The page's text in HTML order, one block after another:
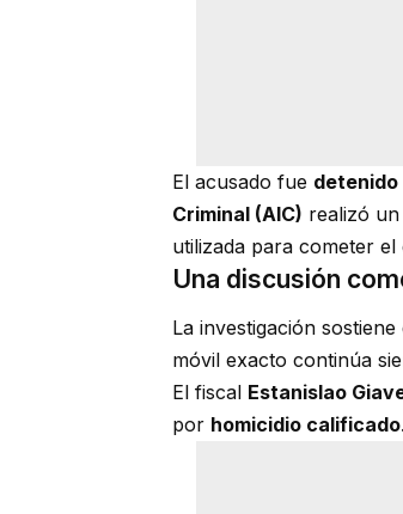
El acusado fue detenido
Criminal (AIC) realizó
utilizada para cometer el
Una discusión
La investigación
móvil exacto continúa
El fiscal Estanislao
por homicidio calificado.